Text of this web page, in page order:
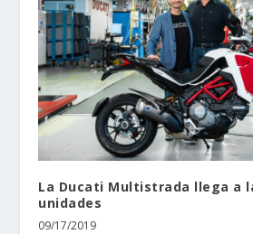
La Ducati Multistrada llega a
unidades
09/17/2019